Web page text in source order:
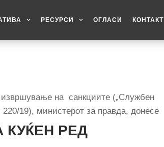
РЕСУРСИ ОГЛАСИ КОНТАКТ
извршување на санкциите („Службен
19), министерот за правда, донесе
КУЌЕН РЕД